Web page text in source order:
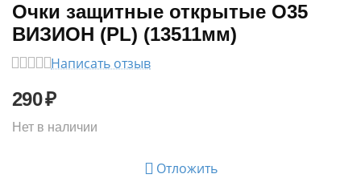
Очки защитные открытые О35
ВИЗИОН (PL) (13511мм)
Написать отзыв
290₽
Нет в наличии
Отложить